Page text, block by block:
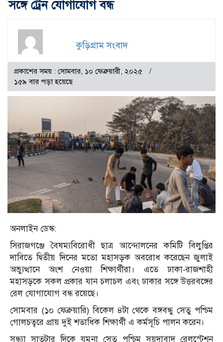
সঙ্গে ট্রেন যোগাযোগ বন্ধ
কুড়িগ্রাম সংবাদ
প্রকাশের সময় : সোমবার, ১০ ফেব্রুয়ারী, ২০২৫
১৫৯ বার পড়া হয়েছে
অনলাইন ডেস্ক:
সিরাজগঞ্জে বৈষম্যবিরোধী ছাত্র আন্দোলনের কমিটি বিলুপ্তির
দাবিতে দ্বিতীয় দিনের মতো মহাসড়ক অবরোধ করেছেন জুলাই
অভ্যুত্থানে অংশ নেওয়া শিক্ষার্থীরা। এতে ঢাকা-রাজশাহী
মহাসড়কে সকল প্রকার যান চলাচল এবং ঢাকার সঙ্গে উত্তরবঙ্গের
রেল যোগাযোগ বন্ধ রয়েছে।
সোমবার (১০ ফেব্রুয়ারি) বিকেল ৪টা থেকে বঙ্গবন্ধু সেতু পশ্চিম
গোলচত্বরে প্রায় দুই শতাধিক শিক্ষার্থী এ কর্মসূচি পালন করেন।
সন্ধ্যা সাতটার দিকে যমুনা সেতু পশ্চিম সয়দাবাদ রেলস্টেশন